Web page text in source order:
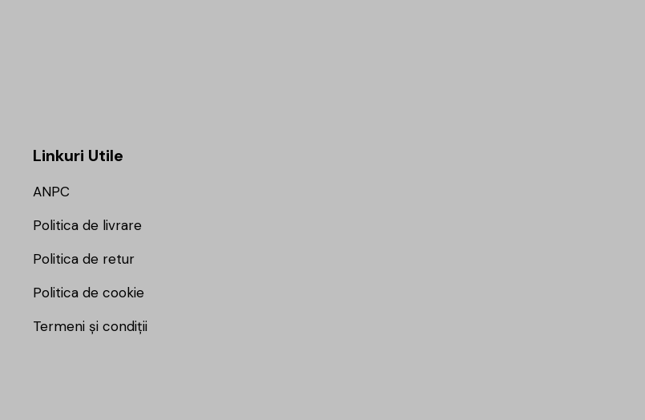
Linkuri Utile
ANPC
Politica de livrare
Politica de retur
Politica de cookie
Termeni și condiții